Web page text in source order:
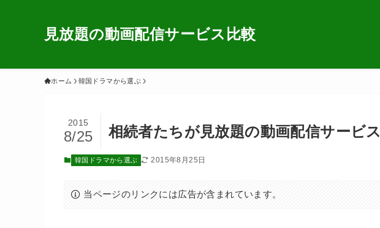
見放題の動画配信サービス比較
ホーム 韓国ドラマから選ぶ
相続者たちが見放題の動画配信サービス
2015
8/25
韓国ドラマから選ぶ 2015年8月25日
当ページのリンクには広告が含まれています。